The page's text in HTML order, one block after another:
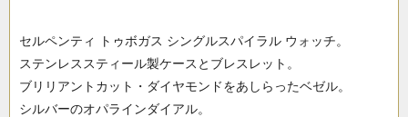
セルペンティ トゥボガス シングルスパイラル ウォッチ。
ステンレススティール製ケースとブレスレット。
ブリリアントカット・ダイヤモンドをあしらったベゼル。
シルバーのオパラインダイアル。